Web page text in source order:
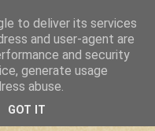
soñar
to deliver its services
and user-agent are
and security
generate usage
abuse.
GOT IT